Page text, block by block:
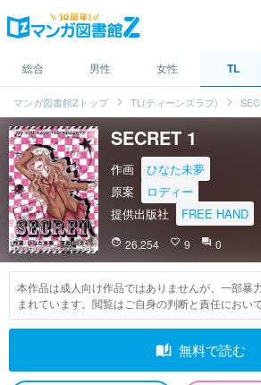
総合 男性 女性 TL
マンガ図書館Zトップ TL(ティーンズラブ)
SECRET 1
作画
ひなた未夢
原案
ロディー
提供出版社
FREE HAND
face 26,254 favorite_border 9 question_answer 0
本作品は成人向け作品ではありませんが、一部暴
まれています。閲覧はご自身の判断と責任におい
auto_stories 無料で読む